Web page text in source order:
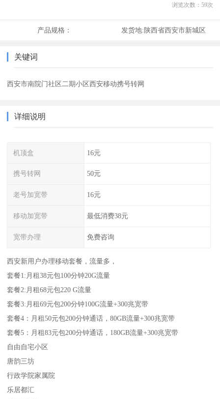
浏览次数： 59次
产品规格： 发货地:陕西省西安市新城区
关键词
西安市南院门社区二期小区西安移动携号转网
详细说明
机顶盒 16元
携号转网 50元
老号加宽带 16元
移动加宽带 最低消费38元
宽带办理 免费咨询
西安新用户办理移动套餐，流量多，
套餐1:月租38元包100分钟20G流量
套餐2:月租68元包220 G流量
套餐3:月租69元包200分钟100G流量+300兆宽带
套餐4：月租50元包200分钟通话，80GB流量+300兆宽带
套餐5：月租83元包200分钟通话，180GB流量+300兆宽带
自由自宅小区
唐韵三坊
行政学院家属院
乐居都汇